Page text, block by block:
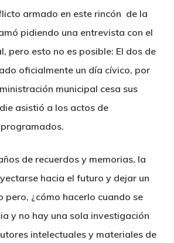
armado en este rincón de la
pidiendo una entrevista con el
pero esto no es posible: El dos de
oficialmente un día cívico, por
municipal cesa sus
asistió a los actos de
de recuerdos y memorias, la
hacia el futuro y dejar un
pero, ¿cómo hacerlo cuando se
y no hay una sola investigación
intelectuales y materiales de